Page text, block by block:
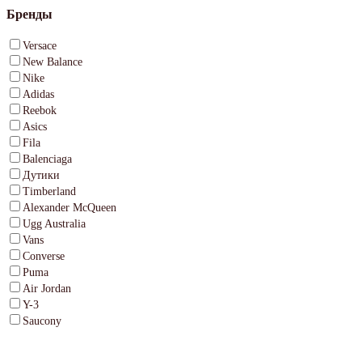
Бренды
Versace
New Balance
Nike
Adidas
Reebok
Asics
Fila
Balenciaga
Дутики
Timberland
Alexander McQueen
Ugg Australia
Vans
Converse
Puma
Air Jordan
Y-3
Saucony